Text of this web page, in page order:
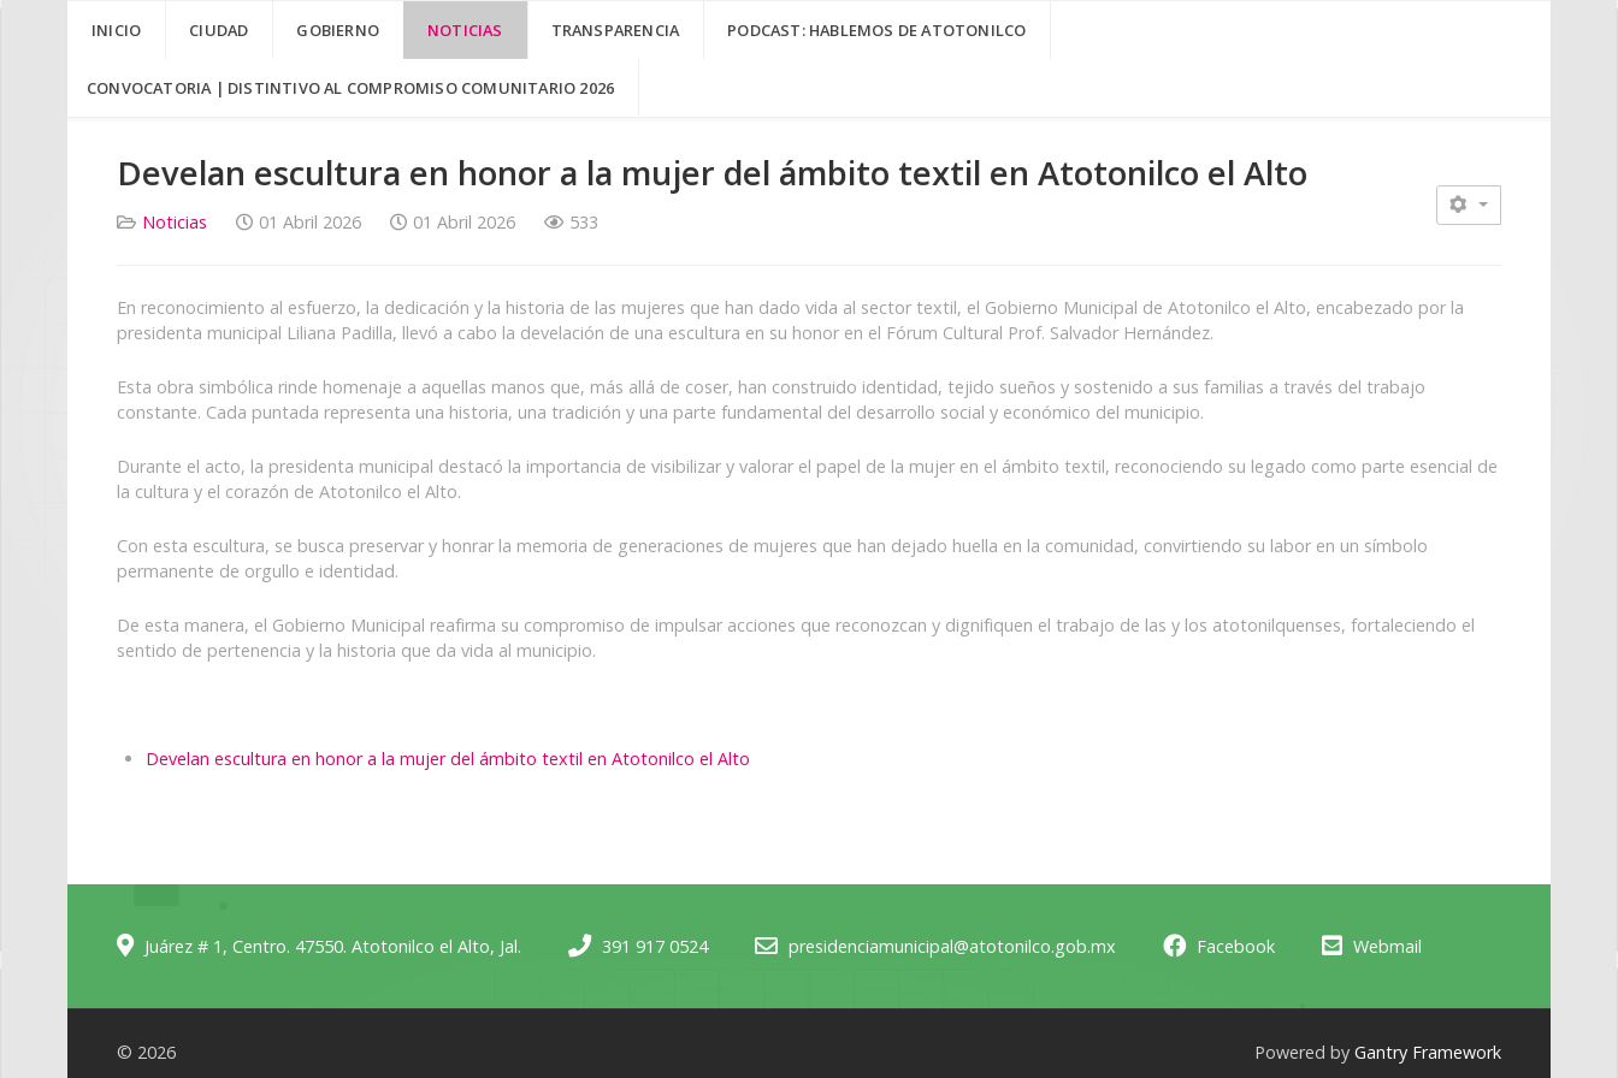
INICIO CIUDAD GOBIERNO NOTICIAS TRANSPARENCIA PODCAST: HABLEMOS DE ATOTONILCO
CONVOCATORIA | DISTINTIVO AL COMPROMISO COMUNITARIO 2026
Develan escultura en honor a la mujer del ámbito textil en Atotonilco el Alto
Noticias 01 Abril 2026 01 Abril 2026 533
En reconocimiento al esfuerzo, la dedicación y la historia de las mujeres que han dado vida al sector textil, el Gobierno Municipal de Atotonilco el Alto, encabezado por la
presidenta municipal Liliana Padilla, llevó a cabo la develación de una escultura en su honor en el Fórum Cultural Prof. Salvador Hernández.
Esta obra simbólica rinde homenaje a aquellas manos que, más allá de coser, han construido identidad, tejido sueños y sostenido a sus familias a través del trabajo
constante. Cada puntada representa una historia, una tradición y una parte fundamental del desarrollo social y económico del municipio.
Durante el acto, la presidenta municipal destacó la importancia de visibilizar y valorar el papel de la mujer en el ámbito textil, reconociendo su legado como parte esencial de
la cultura y el corazón de Atotonilco el Alto.
Con esta escultura, se busca preservar y honrar la memoria de generaciones de mujeres que han dejado huella en la comunidad, convirtiendo su labor en un símbolo
permanente de orgullo e identidad.
De esta manera, el Gobierno Municipal reafirma su compromiso de impulsar acciones que reconozcan y dignifiquen el trabajo de las y los atotonilquenses, fortaleciendo el
sentido de pertenencia y la historia que da vida al municipio.
Develan escultura en honor a la mujer del ámbito textil en Atotonilco el Alto
Juárez # 1, Centro. 47550. Atotonilco el Alto, Jal. 391 917 0524 presidenciamunicipal@atotonilco.gob.mx Facebook Webmail
© 2026 Powered by Gantry Framework